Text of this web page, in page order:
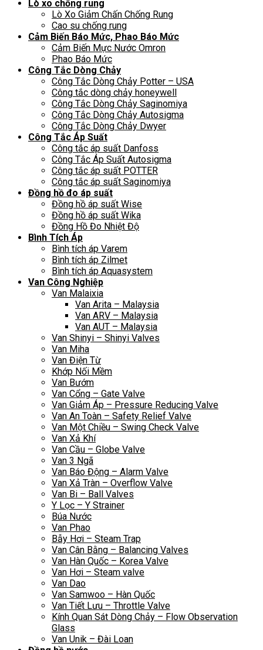
Lò xo chống rung
Lò Xo Giảm Chấn Chống Rung
Cao su chống rung
Cảm Biến Báo Mức, Phao Báo Mức
Cảm Biến Mực Nước Omron
Phao Báo Mức
Công Tắc Dòng Chảy
Công Tắc Dòng Chảy Potter – USA
Công tắc dòng chảy honeywell
Công Tắc Dòng Chảy Saginomiya
Công Tắc Dòng Chảy Autosigma
Công Tắc Dòng Chảy Dwyer
Công Tắc Áp Suất
Công tắc áp suất Danfoss
Công Tắc Áp Suất Autosigma
Công tắc áp suất POTTER
Công tắc áp suất Saginomiya
Đồng hồ đo áp suất
Đồng hồ áp suất Wise
Đồng hồ áp suất Wika
Đồng Hồ Đo Nhiệt Độ
Bình Tích Áp
Bình tích áp Varem
Bình tích áp Zilmet
Bình tích áp Aquasystem
Van Công Nghiệp
Van Malaixia
Van Arita – Malaysia
Van ARV – Malaysia
Van AUT – Malaysia
Van Shinyi – Shinyi Valves
Van Miha
Van Điện Từ
Khớp Nối Mềm
Van Bướm
Van Cổng – Gate Valve
Van Giảm Áp – Pressure Reducing Valve
Van An Toàn – Safety Relief Valve
Van Một Chiều – Swing Check Valve
Van Xả Khí
Van Cầu – Globe Valve
Van 3 Ngã
Van Báo Động – Alarm Valve
Van Xả Tràn – Overflow Valve
Van Bi – Ball Valves
Y Lọc – Y Strainer
Búa Nước
Van Phao
Bẫy Hơi – Steam Trap
Van Cân Bằng – Balancing Valves
Van Hàn Quốc – Korea Valve
Van Hơi – Steam valve
Van Dao
Van Samwoo – Hàn Quốc
Van Tiết Lưu – Throttle Valve
Kính Quan Sát Dòng Chảy – Flow Observation
Glass
Van Unik – Đài Loan